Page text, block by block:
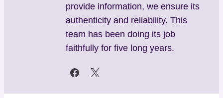
provide information, we ensure its
authenticity and reliability. This
team has been doing its job
faithfully for five long years.